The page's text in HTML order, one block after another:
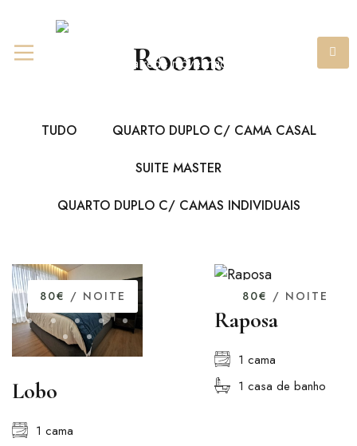
para rede móvel nacional)
Rooms
TUDO QUARTO DUPLO C/ CAMA CASAL
SUITE MASTER
QUARTO DUPLO C/ CAMAS INDIVIDUAIS
80€ / NOITE
Lobo
1 cama
80€ / NOITE
Raposa
1 cama
1 casa de banho